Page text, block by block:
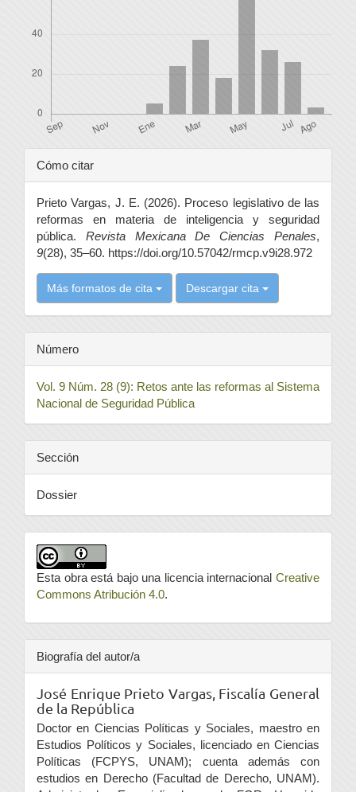
Detalles
del
artículo
Cómo citar
Prieto Vargas, J. E. (2026). Proceso legislativo de las
reformas en materia de inteligencia y seguridad
pública. Revista Mexicana De Ciencias Penales,
9(28), 35–60. https://doi.org/10.57042/rmcp.v9i28.972
Más formatos de cita Descargar cita
Número
Vol. 9 Núm. 28 (9): Retos ante las reformas al Sistema
Nacional de Seguridad Pública
Sección
Dossier
Esta obra está bajo una licencia internacional Creative
Commons Atribución 4.0.
Biografía del autor/a
José Enrique Prieto Vargas, Fiscalía General
de la República
Doctor en Ciencias Políticas y Sociales, maestro en
Estudios Políticos y Sociales, licenciado en Ciencias
Políticas (FCPYS, UNAM); cuenta además con
estudios en Derecho (Facultad de Derecho, UNAM).